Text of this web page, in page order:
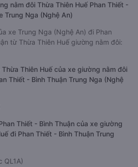
nằm đôi Thừa Thiên Huế Phan Thiết -
Trung Nga (Nghệ An)
xe Trung Nga (Nghệ An) đi Phan
từ Thừa Thiên Huế giường nằm đôi:
Thiên Huế của xe giường nằm đôi
Thiết - Bình Thuận Trung Nga (Nghệ
Thiết - Bình Thuận của xe giường
đi Phan Thiết - Bình Thuận Trung
QL1A)